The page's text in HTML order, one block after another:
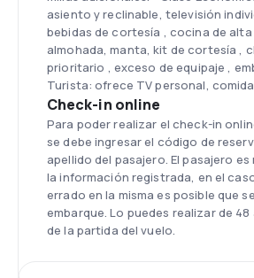
asiento y reclinable, televisión
bebidas de cortesía , cocina de alta
almohada, manta, kit de cortesía ,
prioritario , exceso de equipaje ,
Turista: ofrece TV personal,
Check-in online
Para poder realizar el check-in
se debe ingresar el código de
apellido del pasajero. El pasajero
la información registrada, en el
errado en la misma es posible que
embarque. Lo puedes realizar de
de la partida del vuelo.